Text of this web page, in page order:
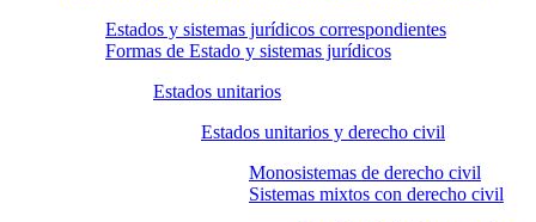
Estados y sistemas jurídicos correspondientes
Formas de Estado y sistemas jurídicos
Estados unitarios
Estados unitarios y derecho civil
Monosistemas de derecho civil
Sistemas mixtos con derecho civil